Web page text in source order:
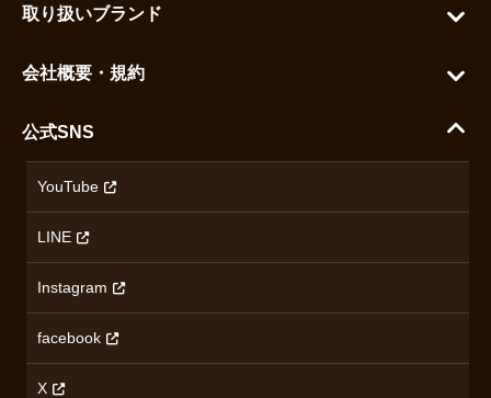
お気に入りを見る
ご利用ガイド
配送・送料について
ハラダの保証とアフターサービス
取り扱いブランド
セイコー
カシオ
ミナセ
オリエントスター
ロンジン
チューダー
会社概要・規約
沿革
プライバシーポリシー
無断転載・商用利用について
コンテンツ制作ポリシーおよび生成AIの利用指針
公式SNS
YouTube
LINE
Instagram
facebook
X